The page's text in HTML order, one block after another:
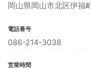
岡山県岡山市北区伊福
電話番号
086-214-3038
営業時間